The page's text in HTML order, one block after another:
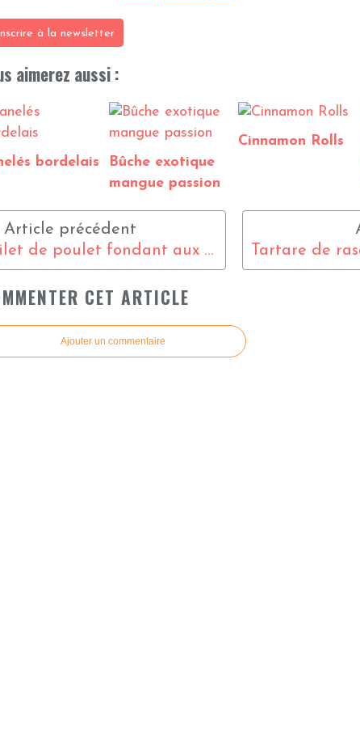
à la newsletter
aimerez aussi :
bordelais
Bûche exotique
mangue passion
Cinnamon Rolls
Filet de poulet fondant aux deux poivres , fondue de poireaux
CET ARTICLE
Ajouter un commentaire